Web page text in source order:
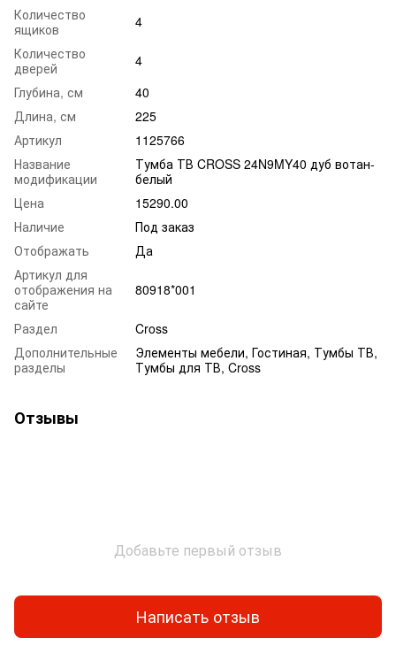
Количество
ящиков
4
Количество
дверей
4
Глубина, см
40
Длина, см
225
Артикул
1125766
Название
модификации
Тумба ТВ CROSS 24N9MY40 дуб вотан-
белый
Цена
15290.00
Наличие
Под заказ
Отображать
Да
Артикул для
отображения на
сайте
80918*001
Раздел
Cross
Дополнительные
разделы
Элементы мебели, Гостиная, Тумбы ТВ,
Тумбы для ТВ, Cross
Отзывы
Добавьте первый отзыв
Написать отзыв